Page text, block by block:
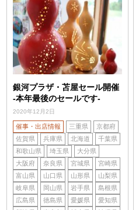
銀河プラザ・苫屋セール開催
-本年最後のセールです-
2020年12月2日
催事・出店情報 三重県
京都府
佐賀県
兵庫県 北海道
千葉県
和歌山県
埼玉県
大分県
大阪府
奈良県 宮城県
宮崎県
富山県
山口県 山形県
山梨県
岐阜県
岡山県 岩手県
島根県
広島県
徳島県 愛媛県
愛知県